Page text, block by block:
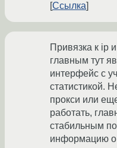
Ссылка
Привязка к ip
главным тут
интерфейс с
статистикой.
прокси или
работать,
стабильным
информацию о